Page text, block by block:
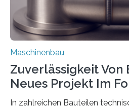
Maschinenbau
Zuverlässigkeit Von
Neues Projekt Im
In zahlreichen Bauteilen